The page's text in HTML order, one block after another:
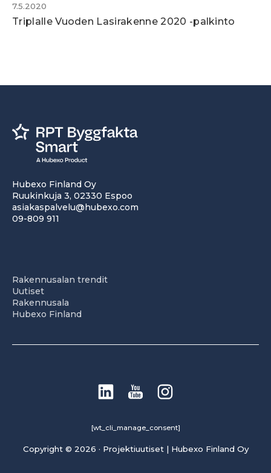
7.5.2020
Triplalle Vuoden Lasirakenne 2020 -palkinto
Hubexo Finland Oy
Ruukinkuja 3, 02330 Espoo
asiakaspalvelu@hubexo.com
09-809 911
Rakennusalan trendit
Uutiset
Rakennusala
Hubexo Finland
[wt_cli_manage_consent]
Copyright © 2026 · Projektiuutiset | Hubexo Finland Oy